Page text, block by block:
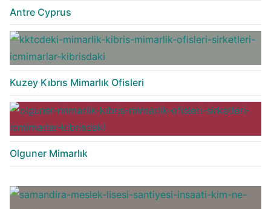
Antre Cyprus
Kuzey Kıbrıs Mimarlık Ofisleri
Olguner Mimarlık